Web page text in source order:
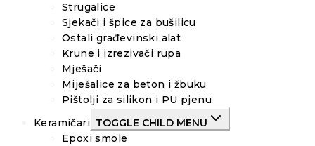
Strugalice
Sjekači i špice za bušilicu
Ostali građevinski alat
Krune i izrezivači rupa
Mješači
Miješalice za beton i žbuku
Pištolji za silikon i PU pjenu
Keramičari TOGGLE CHILD MENU
Epoxi smole